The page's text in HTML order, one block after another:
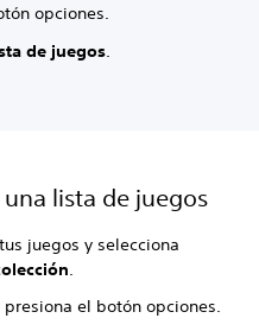
opciones.
de juegos
lista de juegos
juegos y selecciona
el botón opciones.